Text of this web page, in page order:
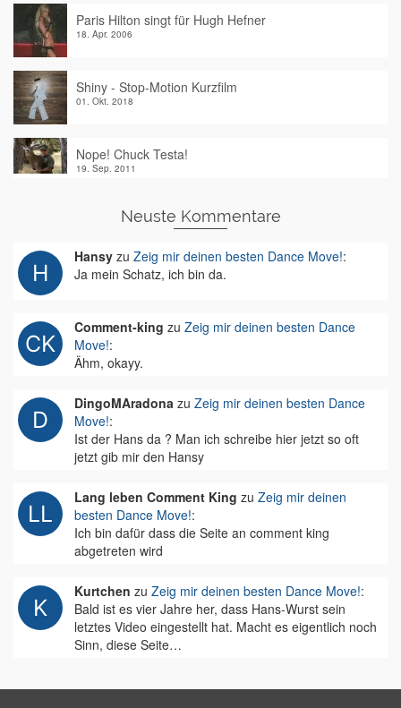
Paris Hilton singt für Hugh Hefner
18. Apr. 2006
Shiny - Stop-Motion Kurzfilm
01. Okt. 2018
Nope! Chuck Testa!
19. Sep. 2011
Neuste Kommentare
Hansy zu Zeig mir deinen besten Dance Move!:
Ja mein Schatz, ich bin da.
Comment-king zu Zeig mir deinen besten Dance
Move!:
Ähm, okayy.
DingoMAradona zu Zeig mir deinen besten Dance
Move!:
Ist der Hans da ? Man ich schreibe hier jetzt so oft
jetzt gib mir den Hansy
Lang leben Comment King zu Zeig mir deinen
besten Dance Move!:
Ich bin dafür dass die Seite an comment king
abgetreten wird
Kurtchen zu Zeig mir deinen besten Dance Move!:
Bald ist es vier Jahre her, dass Hans-Wurst sein
letztes Video eingestellt hat. Macht es eigentlich noch
Sinn, diese Seite…